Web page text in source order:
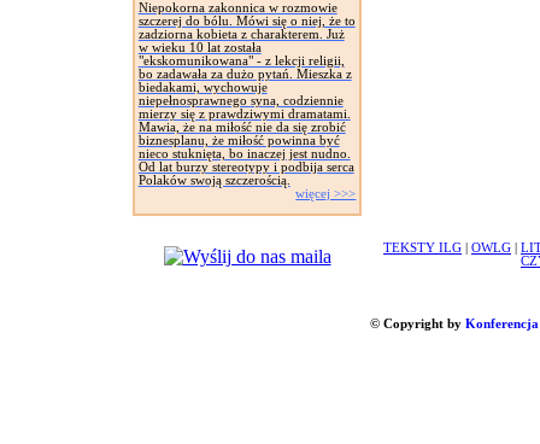
Niepokorna zakonnica w rozmowie
szczerej do bólu. Mówi się o niej, że to
zadziorna kobieta z charakterem. Już
w wieku 10 lat została
"ekskomunikowana" - z lekcji religii,
bo zadawała za dużo pytań. Mieszka z
biedakami, wychowuje
niepełnosprawnego syna, codziennie
mierzy się z prawdziwymi dramatami.
Mawia, że na miłość nie da się zrobić
biznesplanu, że miłość powinna być
nieco stuknięta, bo inaczej jest nudno.
Od lat burzy stereotypy i podbija serca
Polaków swoją szczerością.
więcej >>>
TEKSTY ILG OWLG
© Copyright by Konferencja